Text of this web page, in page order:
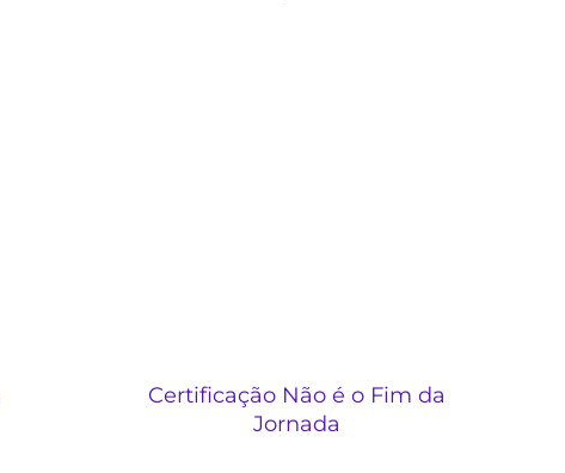
Certificação Não é o Fim da
Jornada